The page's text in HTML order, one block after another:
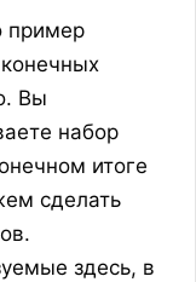
пример
Вы
набор
итоге
сделать
здесь, в